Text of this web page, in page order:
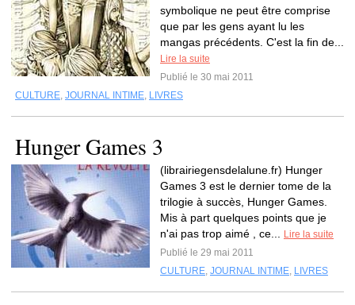
symbolique ne peut être comprise
que par les gens ayant lu les
mangas précédents. C'est la fin de...
Lire la suite
Publié le 30 mai 2011
CULTURE, JOURNAL INTIME, LIVRES
Hunger Games 3
(librairiegensdelalune.fr) Hunger
Games 3 est le dernier tome de la
trilogie à succès, Hunger Games.
Mis à part quelques points que je
n'ai pas trop aimé , ce...
Lire la suite
Publié le 29 mai 2011
CULTURE, JOURNAL INTIME, LIVRES